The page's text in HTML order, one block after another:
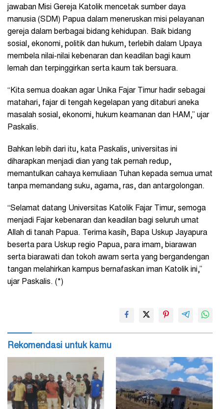
jawaban Misi Gereja Katolik mencetak sumber daya
manusia (SDM) Papua dalam meneruskan misi pelayanan
gereja dalam berbagai bidang kehidupan. Baik bidang
sosial, ekonomi, politik dan hukum, terlebih dalam Upaya
membela nilai-nilai kebenaran dan keadilan bagi kaum
lemah dan terpinggirkan serta kaum tak bersuara.
“Kita semua doakan agar Unika Fajar Timur hadir sebagai
matahari, fajar di tengah kegelapan yang ditaburi aneka
masalah sosial, ekonomi, hukum keamanan dan HAM,” ujar
Paskalis.
Bahkan lebih dari itu, kata Paskalis, universitas ini
diharapkan menjadi dian yang tak pernah redup,
memantulkan cahaya kemuliaan Tuhan kepada semua umat
tanpa memandang suku, agama, ras, dan antargolongan.
“Selamat datang Universitas Katolik Fajar Timur, semoga
menjadi Fajar kebenaran dan keadilan bagi seluruh umat
Allah di tanah Papua. Terima kasih, Bapa Uskup Jayapura
beserta para Uskup regio Papua, para imam, biarawan
serta biarawati dan tokoh awam serta yang bergandengan
tangan melahirkan kampus bernafaskan iman Katolik ini,”
ujar Paskalis. (*)
Rekomendasi untuk kamu